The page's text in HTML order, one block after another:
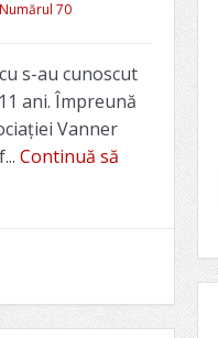
Numărul 70
s-au cunoscut
ani. Împreună
Vanner
Continuă să